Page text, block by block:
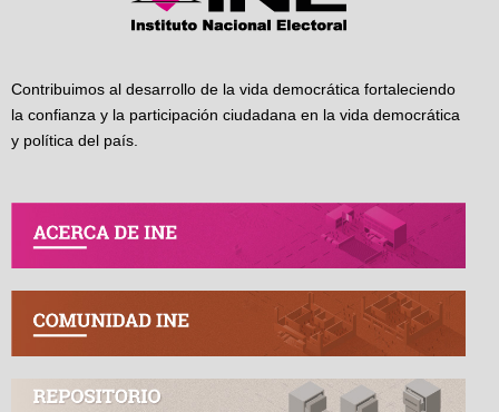
Contribuimos al desarrollo de la vida democrática fortaleciendo
la confianza y la participación ciudadana en la vida democrática
y política del país.